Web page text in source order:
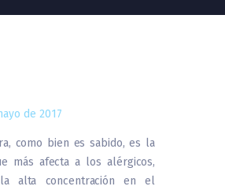
de 2017
como bien es sabido, es la
más afecta a los alérgicos,
alta concentración en el